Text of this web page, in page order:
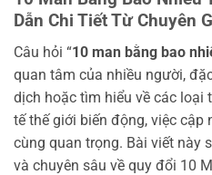
Dẫn Chi Tiết Từ Chuyên
Câu hỏi “10 man bằng bao
quan tâm của nhiều người,
dịch hoặc tìm hiểu về các loại
tế thế giới biến động, việc cập
cùng quan trọng. Bài viết này
và chuyên sâu về quy đổi 10